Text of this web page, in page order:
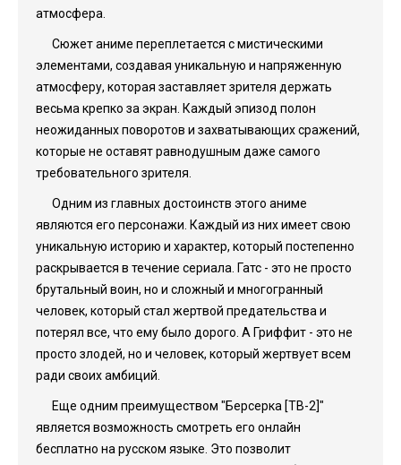
атмосфера.
Сюжет аниме переплетается с мистическими
элементами, создавая уникальную и напряженную
атмосферу, которая заставляет зрителя держать
весьма крепко за экран. Каждый эпизод полон
неожиданных поворотов и захватывающих сражений,
которые не оставят равнодушным даже самого
требовательного зрителя.
Одним из главных достоинств этого аниме
являются его персонажи. Каждый из них имеет свою
уникальную историю и характер, который постепенно
раскрывается в течение сериала. Гатс - это не просто
брутальный воин, но и сложный и многогранный
человек, который стал жертвой предательства и
потерял все, что ему было дорого. А Гриффит - это не
просто злодей, но и человек, который жертвует всем
ради своих амбиций.
Еще одним преимуществом "Берсерка [ТВ-2]"
является возможность смотреть его онлайн
бесплатно на русском языке. Это позволит